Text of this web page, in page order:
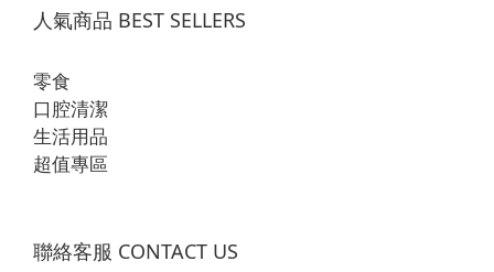
人氣商品 BEST SELLERS
零食
口腔清潔
生活用品
超值專區
聯絡客服 CONTACT US